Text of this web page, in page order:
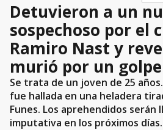
Detuvieron a un
sospechoso por el
Ramiro Nast y
murió por un
Se trata de un joven de 25
fue hallada en una heladera
Funes. Los aprehendidos serán
imputativa en los próximos días.